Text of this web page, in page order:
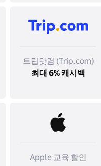
트립닷컴 (Trip.com)
최대 6% 캐시백
Apple 교육 할인